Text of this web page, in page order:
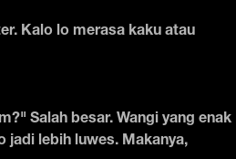
Kalo lo merasa kaku atau
Salah besar. Wangi yang enak
jadi lebih luwes. Makanya,